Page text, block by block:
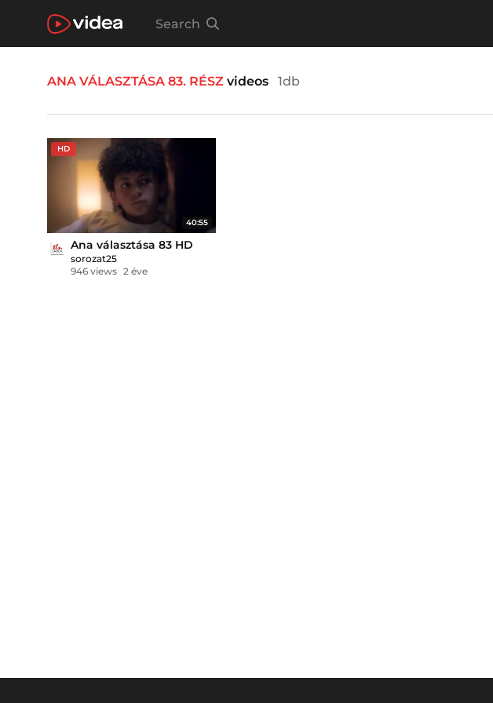
Search
ANA VÁLASZTÁSA 83. RÉSZ videos 1db
HD
40:55
Ana választása 83 HD
sorozat25
946 views 2 éve